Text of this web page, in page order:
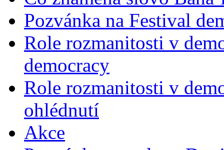
Pozvánka na Festival
Role rozmanitosti v
democracy
Role rozmanitosti v
ohlédnutí
Akce